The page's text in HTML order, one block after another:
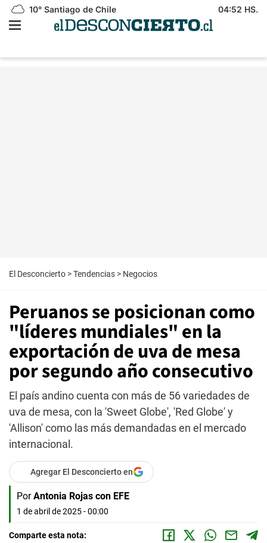
10° Santiago de Chile 04:52 HS.
El Desconcierto >Tendencias > Negocios
Peruanos se posicionan como
"líderes mundiales" en la
exportación de uva de mesa
por segundo año consecutivo
El país andino cuenta con más de 56 variedades de
uva de mesa, con la 'Sweet Globe', 'Red Globe' y
'Allison' como las más demandadas en el mercado
internacional.
Agregar El Desconcierto en
Por Antonia Rojas con EFE
1 de abril de 2025 - 00:00
Comparte esta nota: